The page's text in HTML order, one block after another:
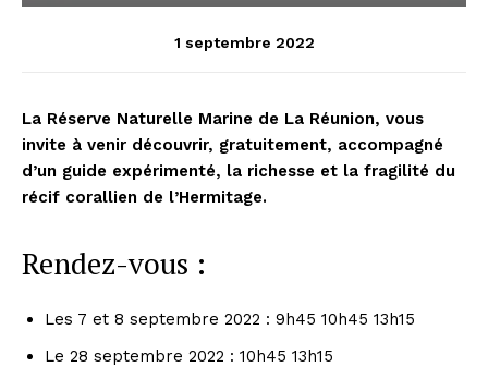
1 septembre 2022
La Réserve Naturelle Marine de La Réunion, vous
invite à venir découvrir, gratuitement, accompagné
d’un guide expérimenté, la richesse et la fragilité du
récif corallien de l’Hermitage.
Rendez-vous :
Les 7 et 8 septembre 2022 : 9h45 10h45 13h15
Le 28 septembre 2022 : 10h45 13h15